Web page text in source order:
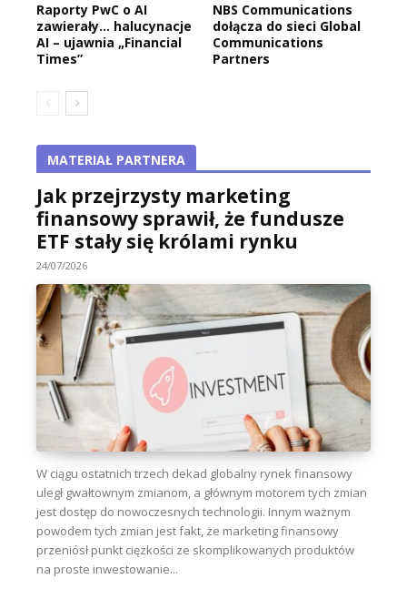
Raporty PwC o AI
zawierały… halucynacje
AI – ujawnia „Financial
Times”
NBS Communications
dołącza do sieci Global
Communications
Partners
MATERIAŁ PARTNERA
Jak przejrzysty marketing
finansowy sprawił, że fundusze
ETF stały się królami rynku
24/07/2026
W ciągu ostatnich trzech dekad globalny rynek finansowy
uległ gwałtownym zmianom, a głównym motorem tych zmian
jest dostęp do nowoczesnych technologii. Innym ważnym
powodem tych zmian jest fakt, że marketing finansowy
przeniósł punkt ciężkości ze skomplikowanych produktów
na proste inwestowanie...